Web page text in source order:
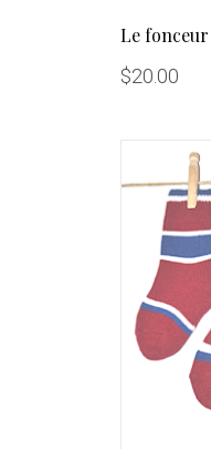
Le fonceur
$20.00